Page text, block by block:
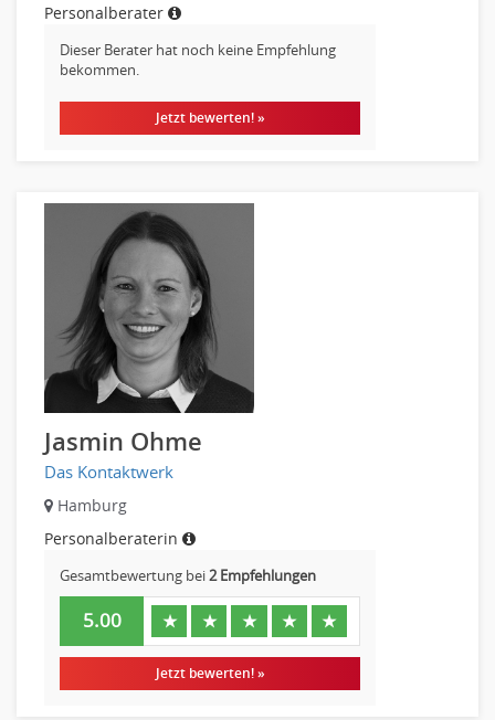
Personalberater
Dieser Berater hat noch keine Empfehlung
bekommen.
Jetzt bewerten! »
Jasmin Ohme
Das Kontaktwerk
Hamburg
Personalberaterin
Gesamtbewertung bei2 Empfehlungen
5.00 ★ ★ ★ ★ ★
Jetzt bewerten! »